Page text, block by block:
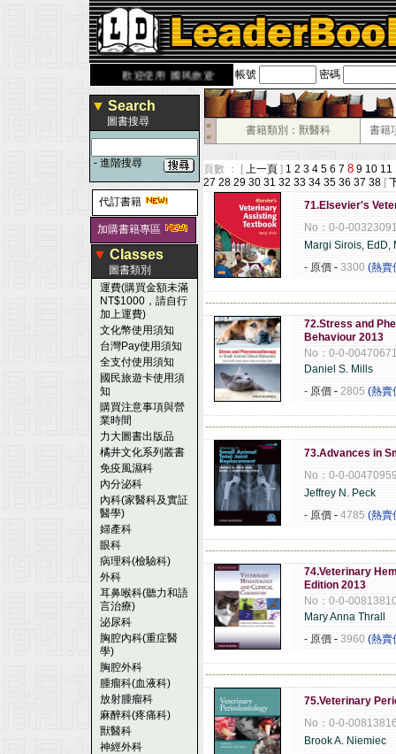
歡迎使用 國民旅遊卡！！ 帳號 密碼
▼ Search
圖書搜尋
- 進階搜尋
代訂書籍
加購書籍專區
▼ Classes
圖書類別
運費(購買金額未滿
NT$1000，請自行
加上運費)
文化幣使用須知
台灣Pay使用須知
全支付使用須知
國民旅遊卡使用須
知
購買注意事項與營
業時間
力大圖書出版品
橘井文化系列叢書
免疫風濕科
內分泌科
內科(家醫科及實証
醫學)
婦產科
眼科
病理科(檢驗科)
外科
耳鼻喉科(聽力和語
言治療)
泌尿科
胸腔內科(重症醫
學)
胸腔外科
腫瘤科(血液科)
放射腫瘤科
麻醉科(疼痛科)
獸醫科
神經外科
■
■
書籍類別：獸醫科 書籍
頁數 ： [ 上一頁 ] 1 2 3 4 5 6 7 8 9 10 11
27 28 29 30 31 32 33 34 35 36 37 38 [
71.Elsevier's
No：0-0-
Margi Sirois, EdD,
- 原價 - 3300 (熱賣
72.Stress and
Behaviour 2013
No：0-0-
Daniel S. Mills
- 原價 - 2805 (熱賣
73.Advances in
No：0-0-
Jeffrey N. Peck
- 原價 - 4785 (熱賣
74.Veterinary
Edition 2013
No：0-0-
Mary Anna Thrall
- 原價 - 3960 (熱賣
75.Veterinary
No：0-0-
Brook A. Niemiec